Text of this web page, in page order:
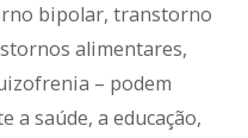
bipolar, transtorno
alimentares,
– podem
a saúde, a educação,